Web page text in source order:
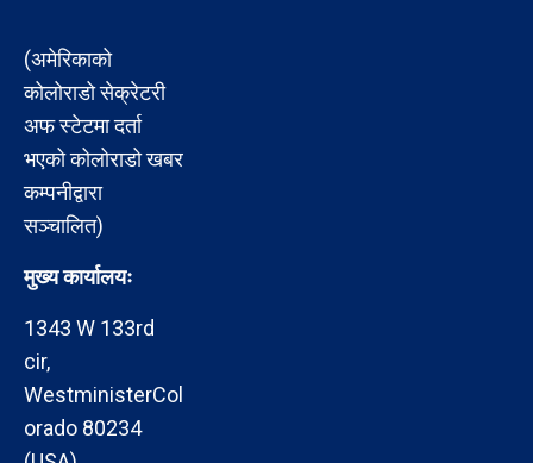
(अमेरिकाको
कोलोराडो सेक्रेटरी
अफ स्टेटमा दर्ता
भएको कोलोराडो खबर
कम्पनीद्वारा
सञ्चालित)
मुख्य कार्यालयः
1343 W 133rd
cir,
WestministerCol
orado 80234